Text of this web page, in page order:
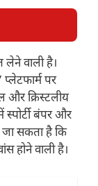
वाली है।
पर
और क्रिस्टलीय
बंपर और
सकता है कि
होने वाली है।